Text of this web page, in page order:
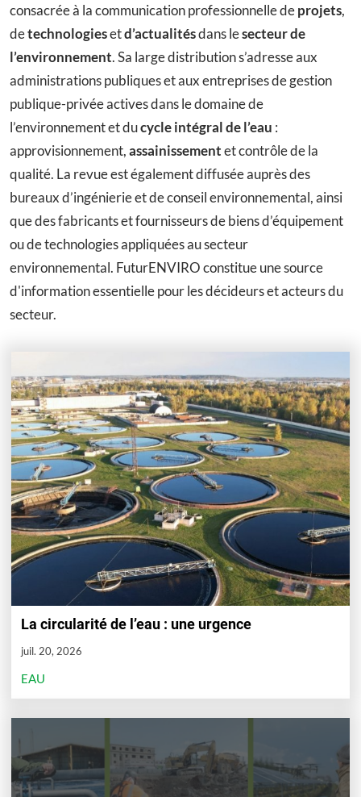
consacrée à la communication professionnelle deprojets,
detechnologiesetd’actualitésdans lesecteur de
l’environnement. Sa large distribution s’adresse aux
administrations publiques et aux entreprises de gestion
publique-privée actives dans le domaine de
l’environnement et ducycle intégral de l’eau :
approvisionnement,assainissementet contrôle de la
qualité. La revue est également diffusée auprès des
bureaux d’ingénierie et de conseil environnemental, ainsi
que des fabricants et fournisseurs de biens d’équipement
ou de technologies appliquées au secteur
environnemental. FuturENVIRO constitue une source
d'information essentielle pour les décideurs et acteurs du
secteur.
La circularité de l’eau : une urgence
juil. 20, 2026
EAU